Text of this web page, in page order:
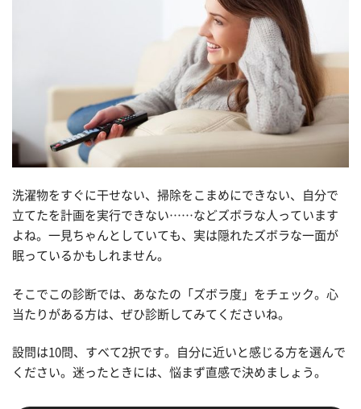
洗濯物をすぐに干せない、掃除をこまめにできない、自分で
立てたを計画を実行できない……などズボラな人っています
よね。一見ちゃんとしていても、実は隠れたズボラな一面が
眠っているかもしれません。
そこでこの診断では、あなたの「ズボラ度」をチェック。心
当たりがある方は、ぜひ診断してみてくださいね。
設問は10問、すべて2択です。自分に近いと感じる方を選んで
ください。迷ったときには、悩まず直感で決めましょう。